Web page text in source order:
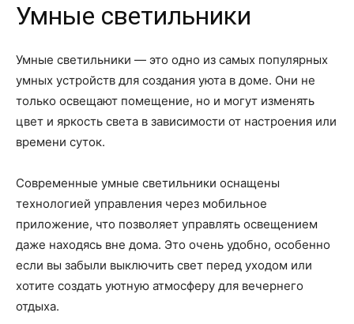
Умные светильники
Умные светильники — это одно из самых популярных
умных устройств для создания уюта в доме. Они не
только освещают помещение, но и могут изменять
цвет и яркость света в зависимости от настроения или
времени суток.
Современные умные светильники оснащены
технологией управления через мобильное
приложение, что позволяет управлять освещением
даже находясь вне дома. Это очень удобно, особенно
если вы забыли выключить свет перед уходом или
хотите создать уютную атмосферу для вечернего
отдыха.